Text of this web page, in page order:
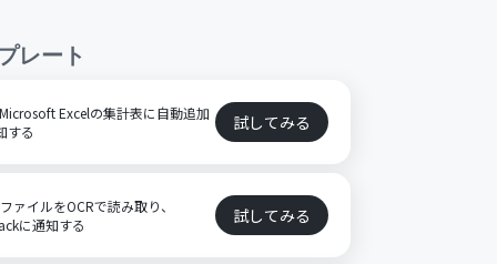
レート
Excelの集計表に自動追加
する
試してみる
ァイルをOCRで読み取り、
に通知する
試してみる